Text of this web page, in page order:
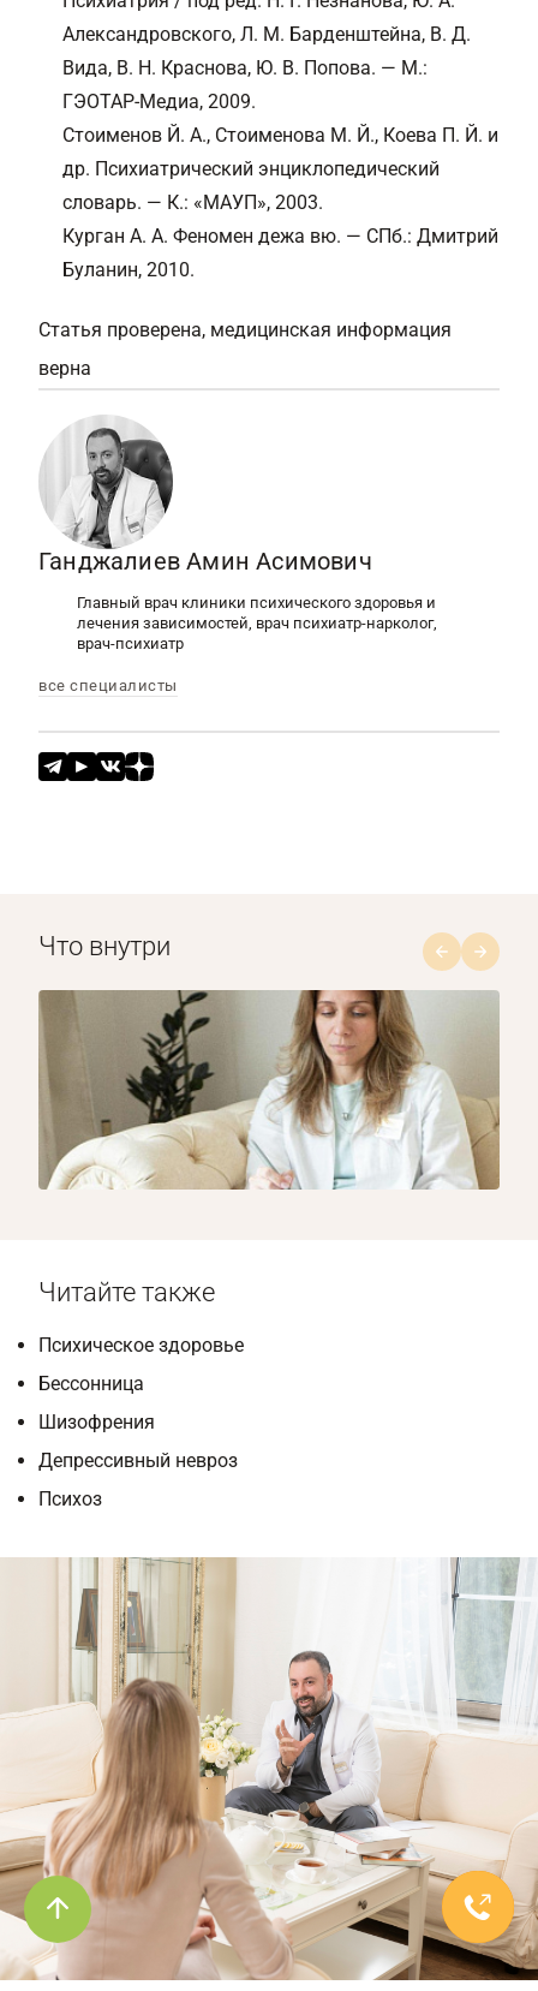
Александровского, Л. М. Барденштейна, В. Д.
Вида, В. Н. Краснова, Ю. В. Попова. — М.:
ГЭОТАР-Медиа, 2009.
Стоименов Й. А., Стоименова М. Й., Коева П. Й. и
др. Психиатрический энциклопедический
словарь. — К.: «МАУП», 2003.
Курган А. А. Феномен дежа вю. — СПб.: Дмитрий
Буланин, 2010.
Статья проверена, медицинская информация
верна
Ганджалиев Амин Асимович
Главный врач клиники психического здоровья и
лечения зависимостей, врач психиатр-нарколог,
врач-психиатр
все специалисты
Что внутри
1/8
Читайте также
Психическое здоровье
Бессонница
Шизофрения
Депрессивный невроз
Психоз